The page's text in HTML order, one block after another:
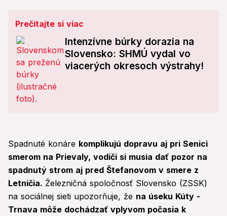
Prečítajte si viac
Intenzívne búrky dorazia na
Slovensko: SHMÚ vydal vo
viacerých okresoch výstrahy!
Spadnuté konáre komplikujú dopravu aj pri Senici
smerom na Prievaly, vodiči si musia dať pozor na
spadnutý strom aj pred Štefanovom v smere z
Letničia. Železničná spoločnosť Slovensko (ZSSK)
na sociálnej sieti upozorňuje, že na úseku Kúty -
Trnava môže dochádzať vplyvom počasia k